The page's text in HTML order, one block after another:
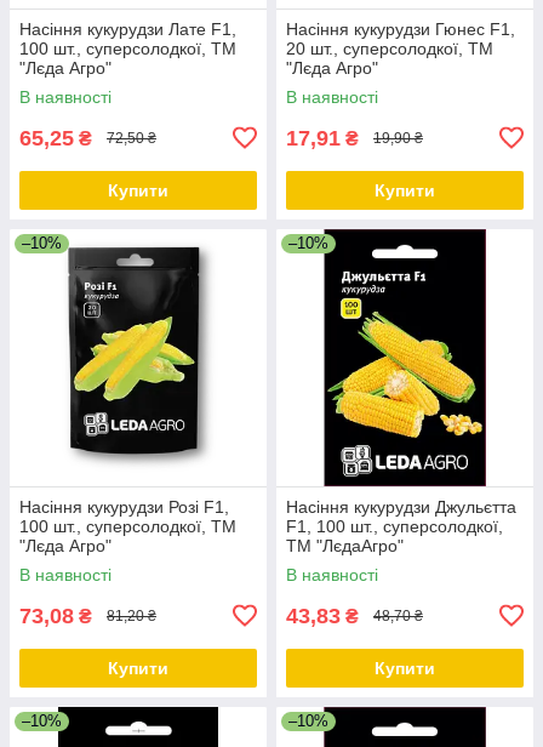
Насіння кукурудзи Лате F1,
100 шт., суперсолодкої, ТМ
"Лєда Агро"
В наявності
65,25 ₴ 72,50 ₴
Купити
Насіння кукурудзи Гюнес F1,
20 шт., суперсолодкої, ТМ
"Лєда Агро"
В наявності
17,91 ₴ 19,90 ₴
Купити
–10%
Насіння кукурудзи Розі F1,
100 шт., суперсолодкої, ТМ
"Лєда Агро"
В наявності
73,08 ₴ 81,20 ₴
Купити
–10%
Насіння кукурудзи Джульєтта
F1, 100 шт., суперсолодкої,
ТМ "ЛєдаАгро"
В наявності
43,83 ₴ 48,70 ₴
Купити
–10% –10%